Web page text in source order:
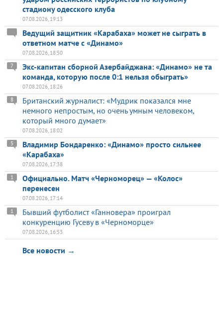
стадиону одесского клуба
07.08.2026, 19:13
Ведущий защитник «Карабаха» может не сыграть в
ответном матче с «Динамо»
07.08.2026, 18:50
Экс-капитан сборной Азербайджана: «Динамо» не та
команда, которую после 0:1 нельзя обыграть»
7
07.08.2026, 18:26
Британский журналист: «Мудрик показался мне
немного непростым, но очень умным человеком,
который много думает»
8
07.08.2026, 18:02
Владимир Бондаренко: «Динамо» просто сильнее
«Карабаха»
5
07.08.2026, 17:38
Официально. Матч «Черноморец» — «Колос»
перенесен
1
07.08.2026, 17:14
Бывший футболист «Ганновера» проиграл
конкуренцию Гусеву в «Черноморце»
1
07.08.2026, 16:53
Все новости →